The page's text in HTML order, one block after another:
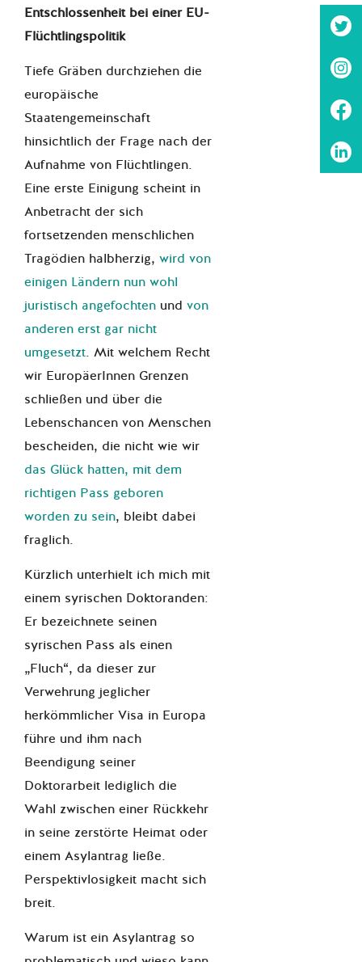
Entschlossenheit bei einer EU-
Flüchtlingspolitik
Tiefe Gräben durchziehen die
europäische
Staatengemeinschaft
hinsichtlich der Frage nach der
Aufnahme von Flüchtlingen.
Eine erste Einigung scheint in
Anbetracht der sich
fortsetzenden menschlichen
Tragödien halbherzig, wird von
einigen Ländern nun wohl
juristisch angefochten und von
anderen erst gar nicht
umgesetzt. Mit welchem Recht
wir EuropäerInnen Grenzen
schließen und über die
Lebenschancen von Menschen
bescheiden, die nicht wie wir
das Glück hatten, mit dem
richtigen Pass geboren
worden zu sein, bleibt dabei
fraglich.
Kürzlich unterhielt ich mich mit
einem syrischen Doktoranden:
Er bezeichnete seinen
syrischen Pass als einen
„Fluch“, da dieser zur
Verwehrung jeglicher
herkömmlicher Visa in Europa
führe und ihm nach
Beendigung seiner
Doktorarbeit lediglich die
Wahl zwischen einer Rückkehr
in seine zerstörte Heimat oder
einem Asylantrag ließe.
Perspektivlosigkeit macht sich
breit.
Warum ist ein Asylantrag so